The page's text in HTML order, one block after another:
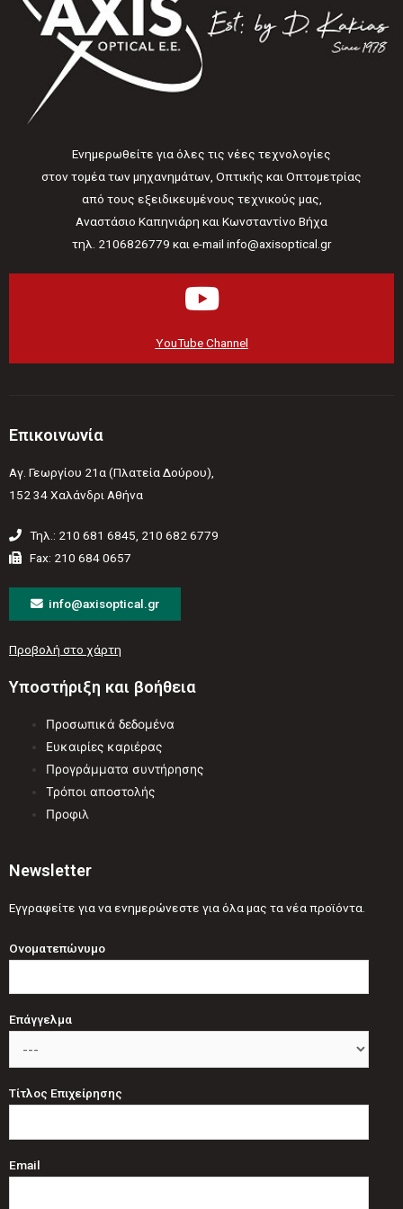
Ενημερωθείτε για όλες τις νέες τεχνολογίες
στον τομέα των μηχανημάτων, Οπτικής και Οπτομετρίας
από τους εξειδικευμένους τεχνικούς μας,
Αναστάσιο Καπηνιάρη και Κωνσταντίνο Βήχα
τηλ. 2106826779 και e-mail info@axisoptical.gr
YouTube Channel
Επικοινωνία
Αγ. Γεωργίου 21α (Πλατεία Δούρου),
152 34 Χαλάνδρι Αθήνα
Τηλ.: 210 681 6845, 210 682 6779
Fax: 210 684 0657
info@axisoptical.gr
Προβολή στο χάρτη
Υποστήριξη και βοήθεια
Προσωπικά δεδομένα
Ευκαιρίες καριέρας
Προγράμματα συντήρησης
Τρόποι αποστολής
Προφιλ
Newsletter
Εγγραφείτε για να ενημερώνεστε για όλα μας τα νέα προϊόντα.
Ονοματεπώνυμο
Επάγγελμα
Τίτλος Επιχείρησης
Email